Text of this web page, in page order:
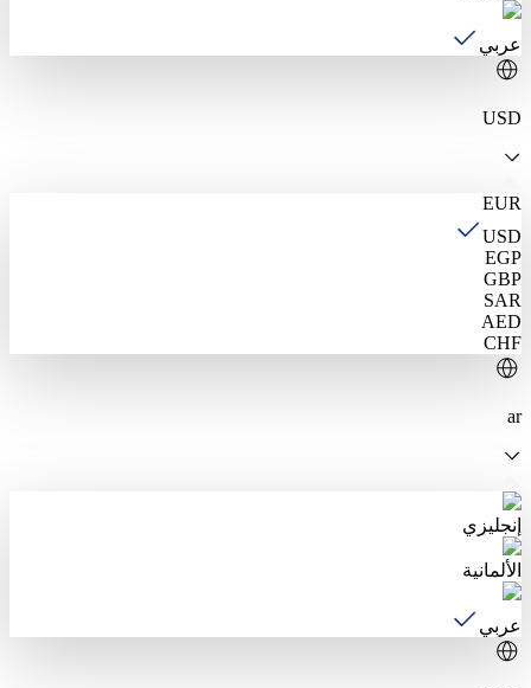
عربي
USD
EUR
USD
EGP
GBP
SAR
AED
CHF
ar
إنجليزي
الألمانية
عربي